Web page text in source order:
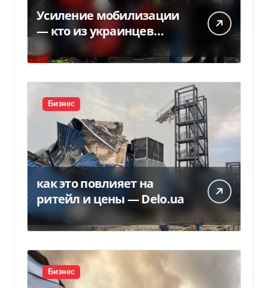
Усиление мобилизации
— кто из украинцев
потеряет право на
временную защиту в ЕС
Бизнес
как это повлияет на
ритейл и цены — Delo.ua
Бизнес